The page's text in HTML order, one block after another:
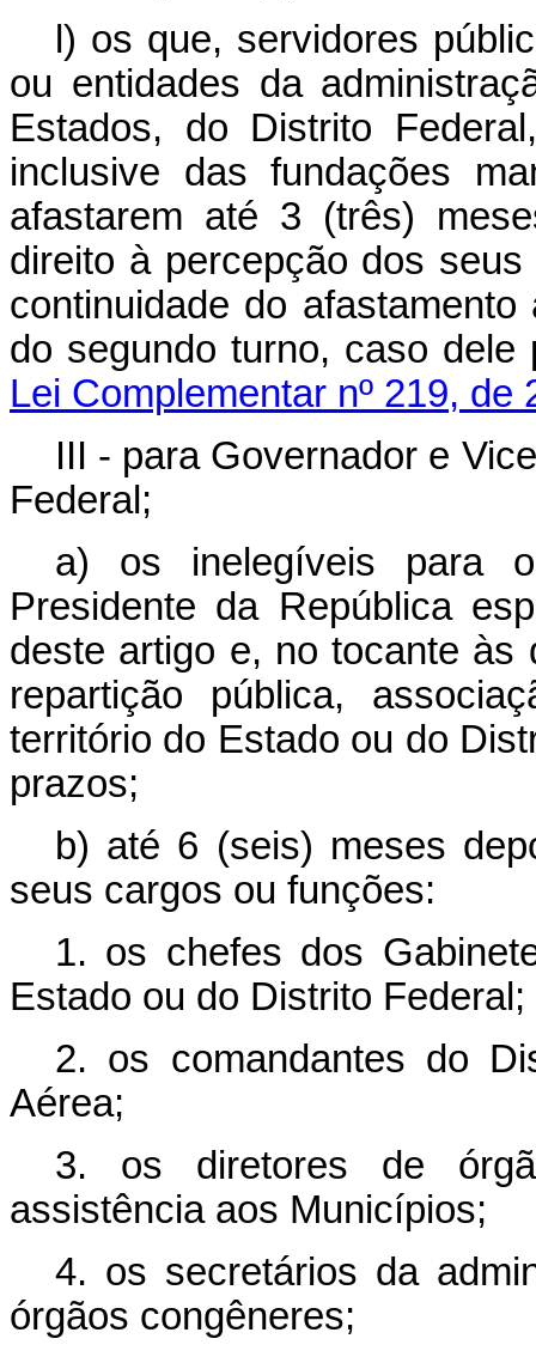
l) os que, servidores
ou entidades da
Estados, do Distrito
inclusive das fundações
afastarem até 3 (três)
direito à percepção dos
continuidade do
do segundo turno, caso
Lei Complementar nº 219, de
III - para Governador e
Federal;
a) os inelegíveis para
Presidente da República
deste artigo e, no tocante às
repartição pública,
território do Estado ou do
prazos;
b) até 6 (seis) meses
seus cargos ou funções:
1. os chefes dos
Estado ou do Distrito Federal;
2. os comandantes do
Aérea;
3. os diretores de
assistência aos Municípios;
4. os secretários da
órgãos congêneres;